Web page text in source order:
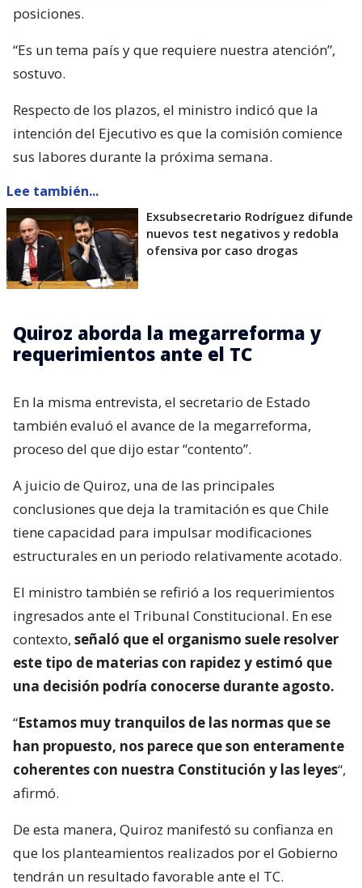
posiciones.
“Es un tema país y que requiere nuestra atención”,
sostuvo.
Respecto de los plazos, el ministro indicó que la
intención del Ejecutivo es que la comisión comience
sus labores durante la próxima semana.
Lee también...
Exsubsecretario Rodríguez difunde
nuevos test negativos y redobla
ofensiva por caso drogas
Quiroz aborda la megarreforma y
requerimientos ante el TC
En la misma entrevista, el secretario de Estado
también evaluó el avance de la megarreforma,
proceso del que dijo estar “contento”.
A juicio de Quiroz, una de las principales
conclusiones que deja la tramitación es que Chile
tiene capacidad para impulsar modificaciones
estructurales en un periodo relativamente acotado.
El ministro también se refirió a los requerimientos
ingresados ante el Tribunal Constitucional. En ese
contexto, señaló que el organismo suele resolver
este tipo de materias con rapidez y estimó que
una decisión podría conocerse durante agosto.
“Estamos muy tranquilos de las normas que se
han propuesto, nos parece que son enteramente
coherentes con nuestra Constitución y las leyes“,
afirmó.
De esta manera, Quiroz manifestó su confianza en
que los planteamientos realizados por el Gobierno
tendrán un resultado favorable ante el TC.